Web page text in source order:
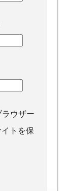
ウザー
トを保